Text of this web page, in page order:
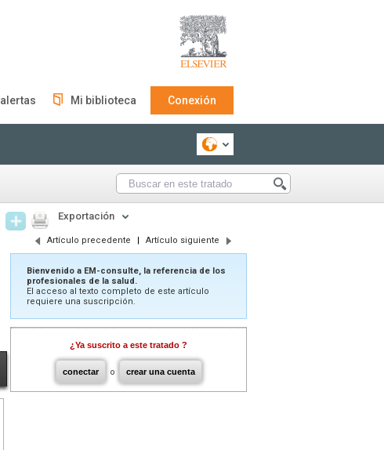
Mi biblioteca Conexión
Exportación
Artículo precedente | Artículo siguiente
Bienvenido a EM-consulte, la referencia de los
profesionales de la salud.
El acceso al texto completo de este artículo
requiere una suscripción.
¿Ya suscrito a este tratado ?
conectar o crear una cuenta